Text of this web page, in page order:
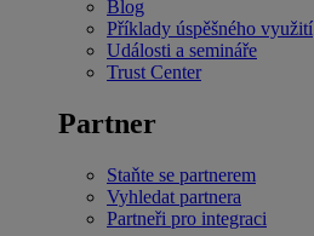
Blog
Příklady úspěšného využití
Události a semináře
Trust Center
Partner
Staňte se partnerem
Vyhledat partnera
Partneři pro integraci